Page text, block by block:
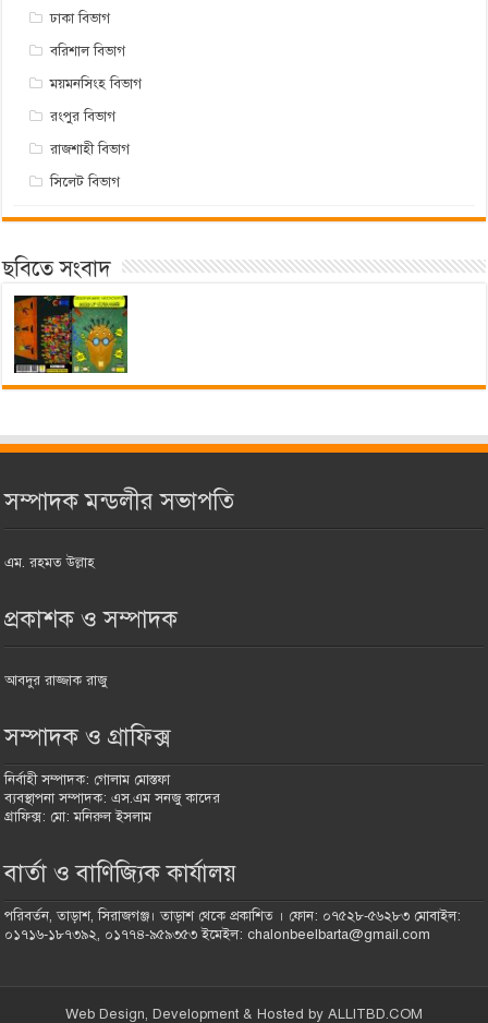
ঢাকা বিভাগ
বরিশাল বিভাগ
ময়মনসিংহ বিভাগ
রংপুর বিভাগ
রাজশাহী বিভাগ
সিলেট বিভাগ
ছবিতে সংবাদ
সম্পাদক মন্ডলীর সভাপতি
এম. রহমত উল্লাহ
প্রকাশক ও সম্পাদক
আবদুর রাজ্জাক রাজু
সম্পাদক ও গ্রাফিক্স
নির্বাহী সম্পাদক: গোলাম মোস্তফা
ব্যবস্থাপনা সম্পাদক: এস.এম সনজু কাদের
গ্রাফিক্স: মো: মনিরুল ইসলাম
বার্তা ও বাণিজ্যিক কার্যালয়
পরিবর্তন, তাড়াশ, সিরাজগঞ্জ। তাড়াশ থেকে প্রকাশিত । ফোন: ০৭৫২৮-৫৬২৮৩ মোবাইল:
০১৭১৬-১৮৭৩৯২, ০১৭৭৪-৯৫৯৩৫৩ ইমেইল: chalonbeelbarta@gmail.com
Web Design, Development & Hosted by ALLITBD.COM